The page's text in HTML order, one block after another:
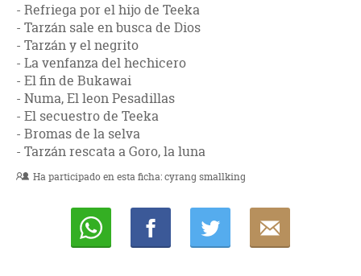
- Refriega por el hijo de Teeka
- Tarzán sale en busca de Dios
- Tarzán y el negrito
- La venfanza del hechicero
- El fin de Bukawai
- Numa, El leon Pesadillas
- El secuestro de Teeka
- Bromas de la selva
- Tarzán rescata a Goro, la luna
Ha participado en esta ficha:cyrang smallking